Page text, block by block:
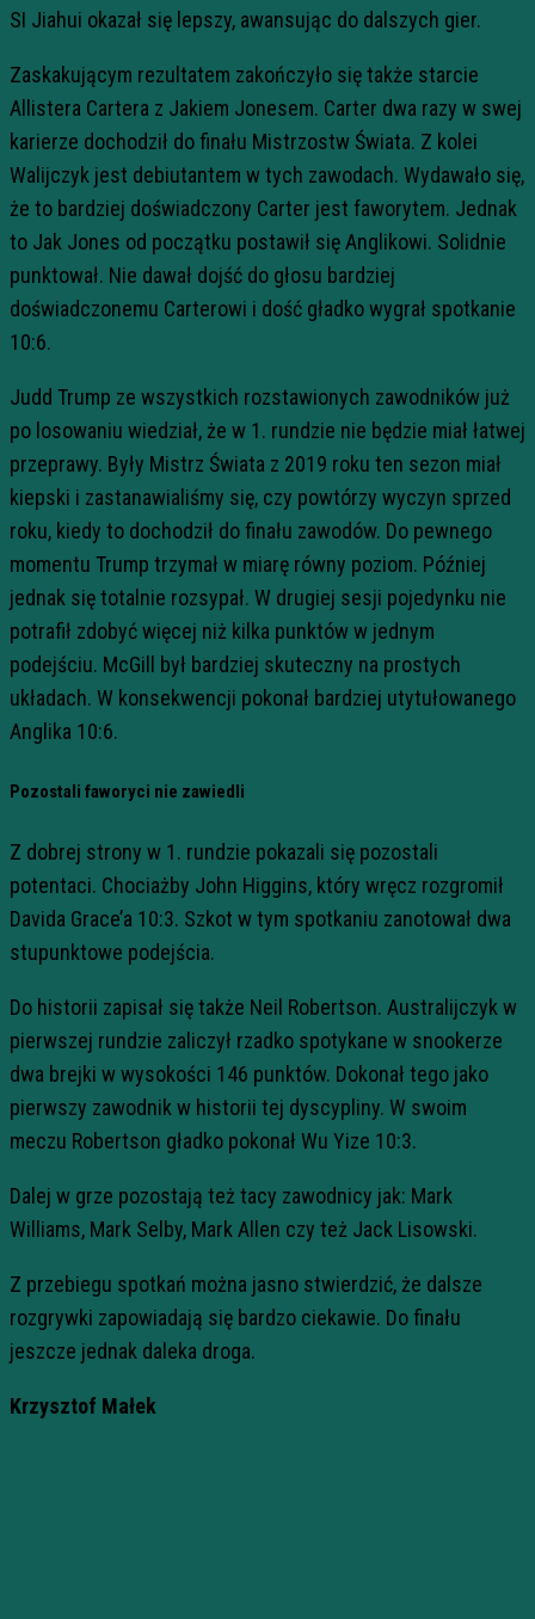
SI Jiahui okazał się lepszy, awansując do dalszych gier.
Zaskakującym rezultatem zakończyło się także starcie
Allistera Cartera z Jakiem Jonesem. Carter dwa razy w swej
karierze dochodził do finału Mistrzostw Świata. Z kolei
Walijczyk jest debiutantem w tych zawodach. Wydawało się,
że to bardziej doświadczony Carter jest faworytem. Jednak
to Jak Jones od początku postawił się Anglikowi. Solidnie
punktował. Nie dawał dojść do głosu bardziej
doświadczonemu Carterowi i dość gładko wygrał spotkanie
10:6.
Judd Trump ze wszystkich rozstawionych zawodników już
po losowaniu wiedział, że w 1. rundzie nie będzie miał łatwej
przeprawy. Były Mistrz Świata z 2019 roku ten sezon miał
kiepski i zastanawialiśmy się, czy powtórzy wyczyn sprzed
roku, kiedy to dochodził do finału zawodów. Do pewnego
momentu Trump trzymał w miarę równy poziom. Później
jednak się totalnie rozsypał. W drugiej sesji pojedynku nie
potrafił zdobyć więcej niż kilka punktów w jednym
podejściu. McGill był bardziej skuteczny na prostych
układach. W konsekwencji pokonał bardziej utytułowanego
Anglika 10:6.
Pozostali faworyci nie zawiedli
Z dobrej strony w 1. rundzie pokazali się pozostali
potentaci. Chociażby John Higgins, który wręcz rozgromił
Davida Grace’a 10:3. Szkot w tym spotkaniu zanotował dwa
stupunktowe podejścia.
Do historii zapisał się także Neil Robertson. Australijczyk w
pierwszej rundzie zaliczył rzadko spotykane w snookerze
dwa brejki w wysokości 146 punktów. Dokonał tego jako
pierwszy zawodnik w historii tej dyscypliny. W swoim
meczu Robertson gładko pokonał Wu Yize 10:3.
Dalej w grze pozostają też tacy zawodnicy jak: Mark
Williams, Mark Selby, Mark Allen czy też Jack Lisowski.
Z przebiegu spotkań można jasno stwierdzić, że dalsze
rozgrywki zapowiadają się bardzo ciekawie. Do finału
jeszcze jednak daleka droga.
Krzysztof Małek